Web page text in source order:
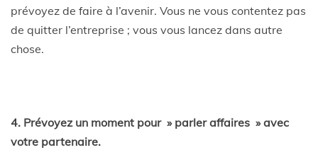
prévoyez de faire à l’avenir. Vous ne vous contentez pas
de quitter l’entreprise ; vous vous lancez dans autre
chose.
4. Prévoyez un moment pour » parler affaires » avec
votre partenaire.